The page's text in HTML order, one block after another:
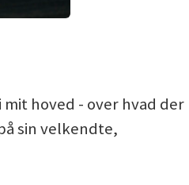
hoved - over hvad der
sin velkendte,